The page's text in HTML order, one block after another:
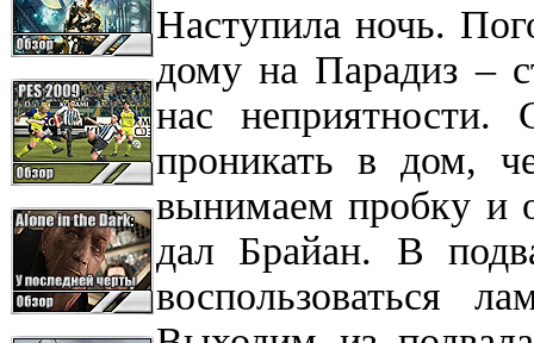
Наступила ночь.
дому на Парадиз –
нас неприятности.
проникать в дом,
вынимаем пробку и
дал Брайан. В
воспользоваться